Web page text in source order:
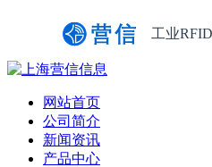
工业
网站首页
公司简介
新闻资讯
产品中心